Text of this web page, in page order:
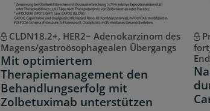
CLDN18.2+, HER2− Adenokarzinom des
Magens/gastroösophagealen Übergangs
Mit optimiertem
Therapiemanagement den
Behandlungserfolg mit
Zolbetuximab unterstützen